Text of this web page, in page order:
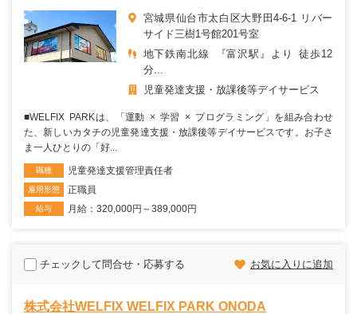
宮城県仙台市太白区大野田4-6-1 リバー
サイド三樹1号館201号室
地下鉄南北線 『富沢駅』より 徒歩12
分...
児童発達支援・放課後等デイサービス
■WELFIX PARKは、「運動 × 学習 × プログラミング」を組み合わせ
た、新しいカタチの児童発達支援・放課後等デイサービスです。お子さ
ま一人ひとりの「好...
職種 児童発達支援管理責任者
雇用形態 正職員
給与 月給：320,000円～389,000円
チェックして問合せ・応募する お気に入りに追加
株式会社WELFIX WELFIX PARK ONODA